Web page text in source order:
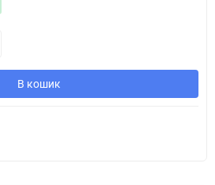
В кошик